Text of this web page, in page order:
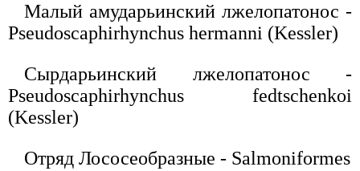
Малый амударьинский лжелопатонос -
Pseudoscaphirhynchus hermanni (Kessler)
Сырдарьинский лжелопатонос -
Pseudoscaphirhynchus fedtschenkoi
(Kessler)
Отряд Лососеобразные - Salmoniformes